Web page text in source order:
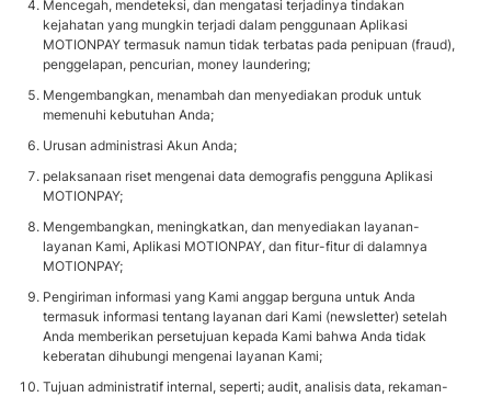
Mencegah, mendeteksi, dan mengatasi terjadinya tindakan
kejahatan yang mungkin terjadi dalam penggunaan Aplikasi
MOTIONPAY termasuk namun tidak terbatas pada penipuan (fraud),
penggelapan, pencurian, money laundering;
Mengembangkan, menambah dan menyediakan produk untuk
memenuhi kebutuhan Anda;
Urusan administrasi Akun Anda;
pelaksanaan riset mengenai data demografis pengguna Aplikasi
MOTIONPAY;
Mengembangkan, meningkatkan, dan menyediakan layanan-
layanan Kami, Aplikasi MOTIONPAY, dan fitur-fitur di dalamnya
MOTIONPAY;
Pengiriman informasi yang Kami anggap berguna untuk Anda
termasuk informasi tentang layanan dari Kami (newsletter) setelah
Anda memberikan persetujuan kepada Kami bahwa Anda tidak
keberatan dihubungi mengenai layanan Kami;
Tujuan administratif internal, seperti; audit, analisis data, rekaman-